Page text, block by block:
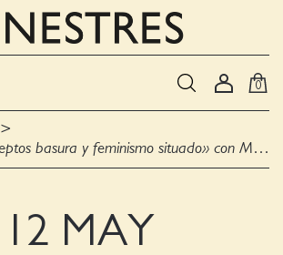
0
«Vida vivida, conceptos basura y feminismo situado» con Mireia Sallarès
12 MAY